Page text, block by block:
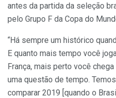
antes da partida da seleção
pelo Grupo F da Copa do
“Há sempre um histórico
E quanto mais tempo você
França, mais perto você
uma questão de tempo.
comparar 2019 [quando o